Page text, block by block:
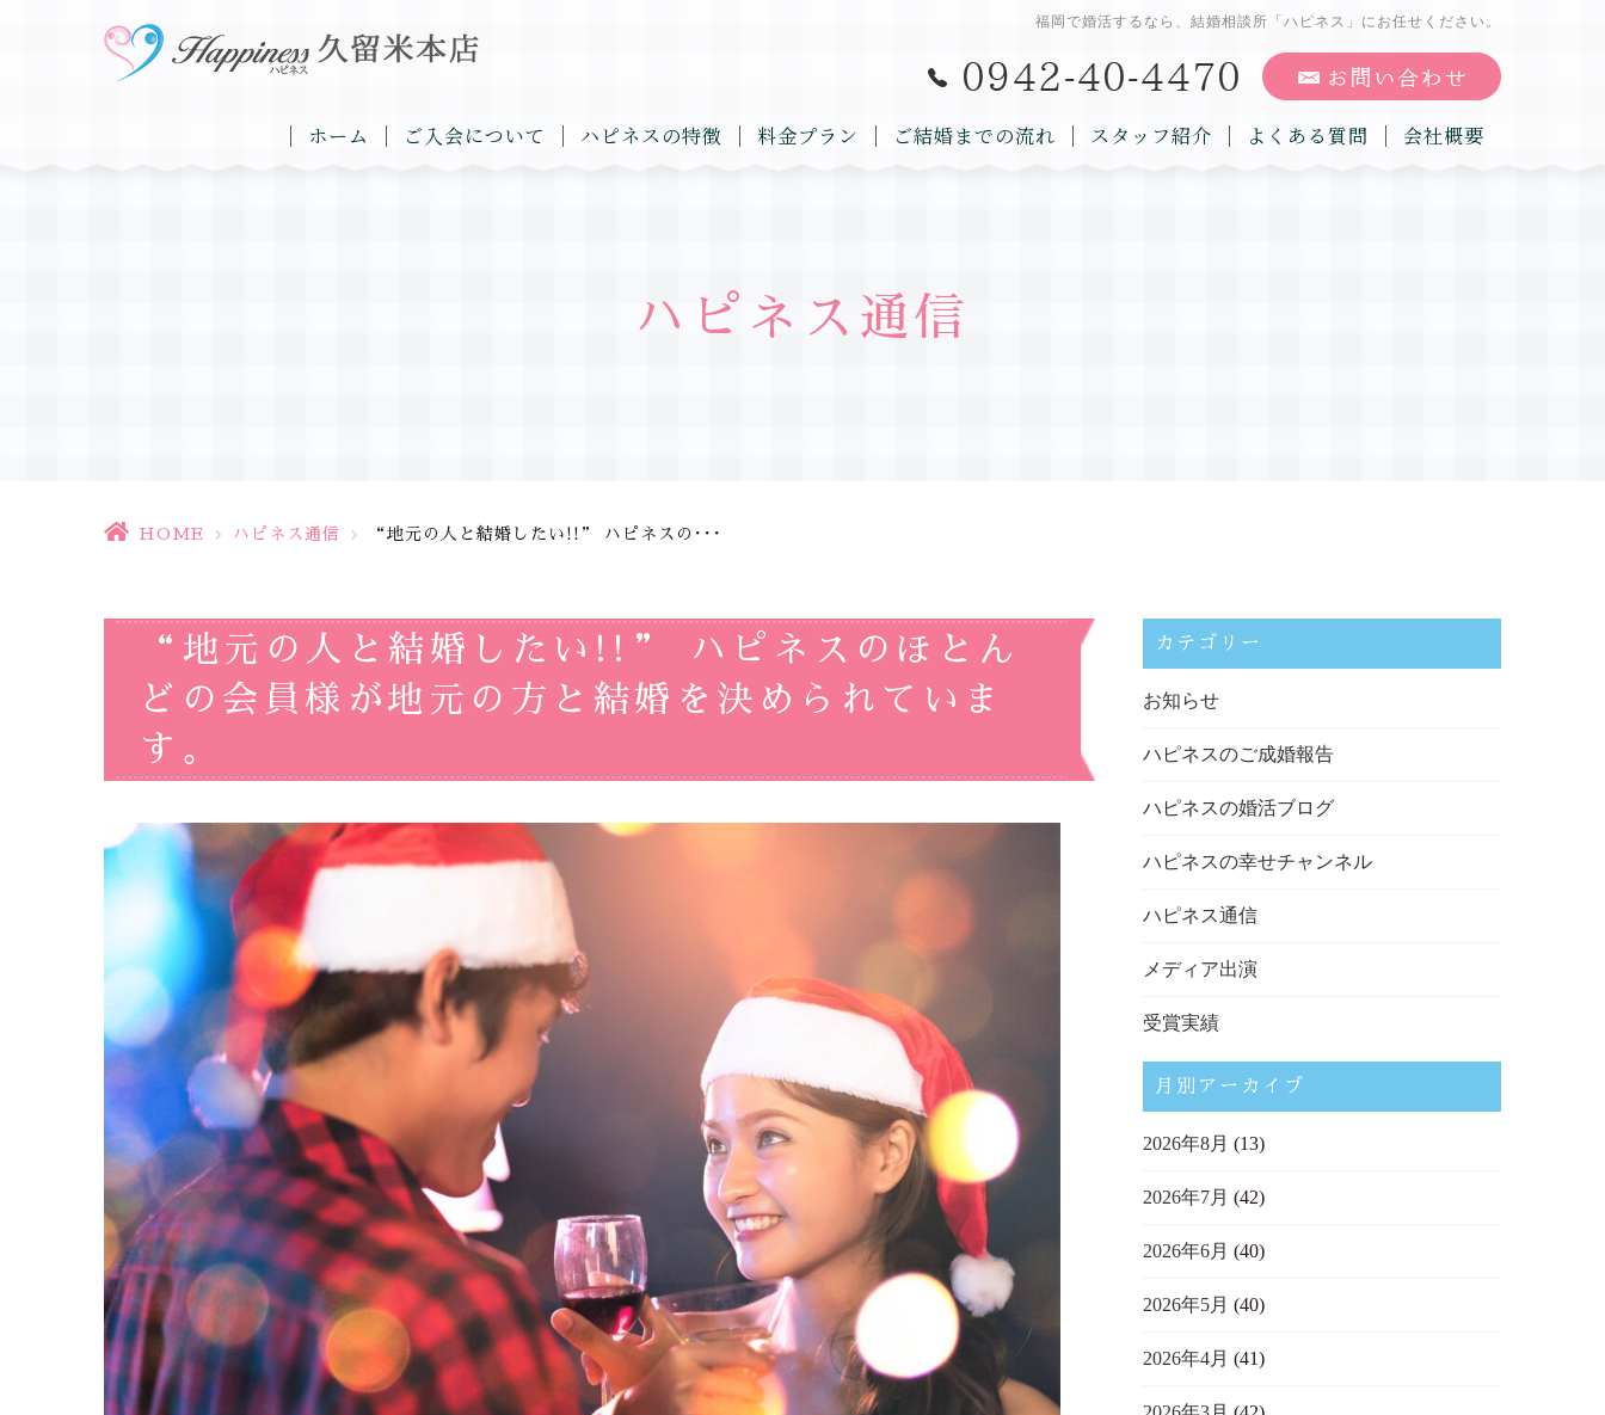
福岡で婚活するなら、結婚相談所「ハピネス」にお任せください。
ホーム ご入会について ハピネスの特徴 料金プラン ご結婚までの流れ スタッフ紹介 よくある質問 会社概要
ハピネス通信
HOME > ハピネス通信 > “地元の人と結婚したい!!” ハピネスの･･･
“地元の人と結婚したい!!” ハピネスのほとん
どの会員様が地元の方と結婚を決められていま
す。
カテゴリー
お知らせ
ハピネスのご成婚報告
ハピネスの婚活ブログ
ハピネスの幸せチャンネル
ハピネス通信
メディア出演
受賞実績
月別アーカイブ
2026年8月 (13)
2026年7月 (42)
2026年6月 (40)
2026年5月 (40)
2026年4月 (41)